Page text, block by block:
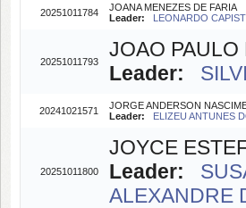
20251011784
JOANA MENEZES DE FARIA
Leader:
LEONARDO
20251011793
JOAO PAULO
Leader:
20241021571
JORGE ANDERSON
Leader:
ELIZEU ANTUNES
20251011800
JOYCE
Leader:
ALEXANDRE